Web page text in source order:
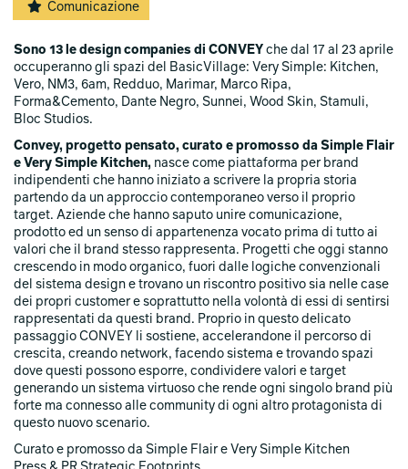
Comunicazione
Sono 13 le design companies di CONVEY che dal 17 al 23 aprile
occuperanno gli spazi del BasicVillage: Very Simple: Kitchen,
Vero, NM3, 6am, Redduo, Marimar, Marco Ripa,
Forma&Cemento, Dante Negro, Sunnei, Wood Skin, Stamuli,
Bloc Studios.
Convey, progetto pensato, curato e promosso da Simple Flair
e Very Simple Kitchen, nasce come piattaforma per brand
indipendenti che hanno iniziato a scrivere la propria storia
partendo da un approccio contemporaneo verso il proprio
target. Aziende che hanno saputo unire comunicazione,
prodotto ed un senso di appartenenza vocato prima di tutto ai
valori che il brand stesso rappresenta. Progetti che oggi stanno
crescendo in modo organico, fuori dalle logiche convenzionali
del sistema design e trovano un riscontro positivo sia nelle case
dei propri customer e soprattutto nella volontà di essi di sentirsi
rappresentati da questi brand. Proprio in questo delicato
passaggio CONVEY li sostiene, accelerandone il percorso di
crescita, creando network, facendo sistema e trovando spazi
dove questi possono esporre, condividere valori e target
generando un sistema virtuoso che rende ogni singolo brand più
forte ma connesso alle community di ogni altro protagonista di
questo nuovo scenario.
Curato e promosso da Simple Flair e Very Simple Kitchen